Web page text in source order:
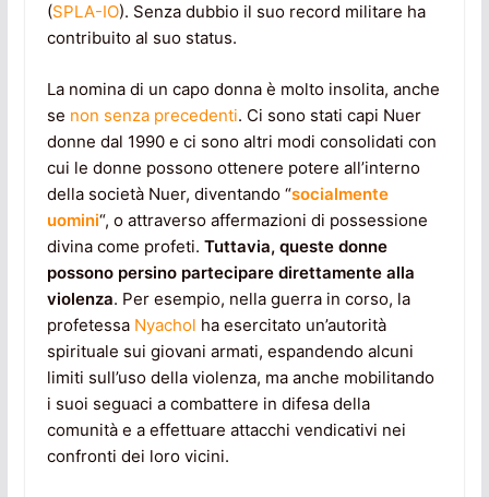
(SPLA-IO). Senza dubbio il suo record militare ha
contribuito al suo status.
La nomina di un capo donna è molto insolita, anche
se non senza precedenti. Ci sono stati capi Nuer
donne dal 1990 e ci sono altri modi consolidati con
cui le donne possono ottenere potere all’interno
della società Nuer, diventando “socialmente
uomini“, o attraverso affermazioni di possessione
divina come profeti. Tuttavia, queste donne
possono persino partecipare direttamente alla
violenza. Per esempio, nella guerra in corso, la
profetessa Nyachol ha esercitato un’autorità
spirituale sui giovani armati, espandendo alcuni
limiti sull’uso della violenza, ma anche mobilitando
i suoi seguaci a combattere in difesa della
comunità e a effettuare attacchi vendicativi nei
confronti dei loro vicini.